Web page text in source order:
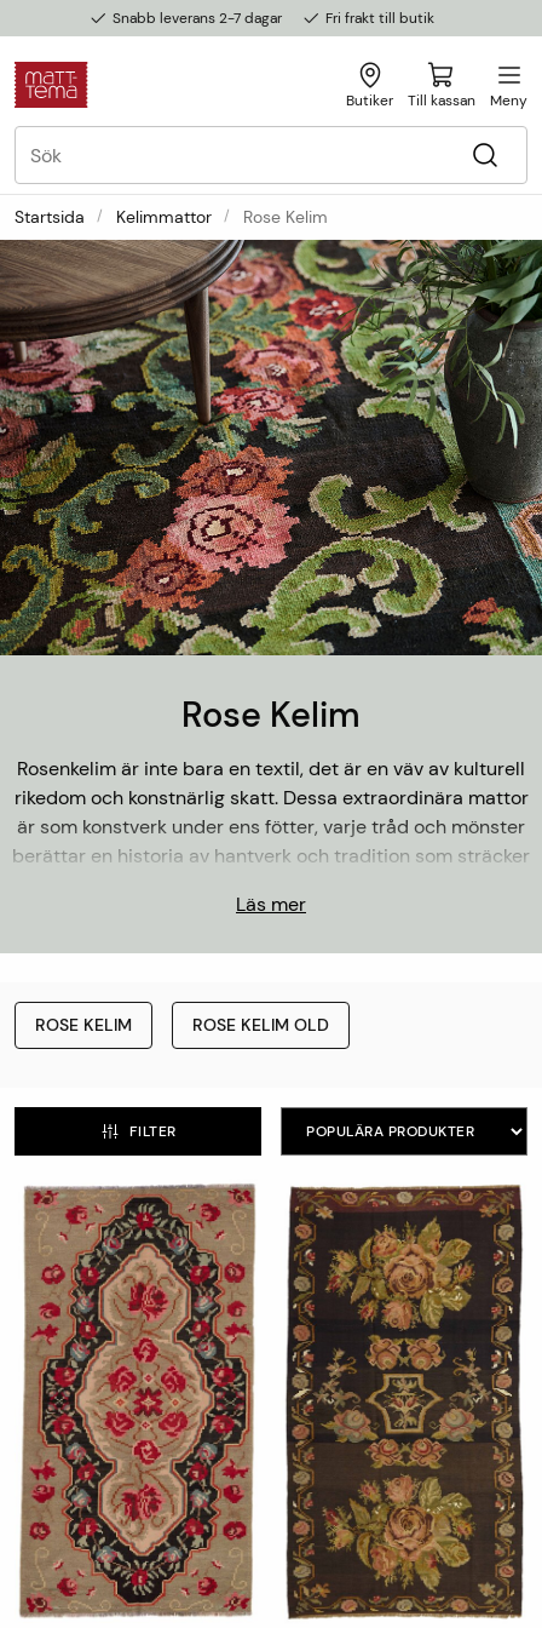
Snabb leverans 2-7 dagar Fri frakt till butik
Butiker Till kassan Meny
Startsida Kelimmattor Rose Kelim
Rose Kelim
Rosenkelim är inte bara en textil, det är en väv av kulturell
rikedom och konstnärlig skatt. Dessa extraordinära mattor
är som konstverk under ens fötter, varje tråd och mönster
berättar en historia av hantverk och tradition som sträcker
Denna unika form av vävning har sina rötter i Moldavien,
hantverksmässiga arvet som gör rosenkelimer speciella;
det är också de intensiva färgerna och de traditionella
De starka färgerna som pryder rosenkelimerna är som en
explosion av liv och energi. Varje nyans har sin egen
och naturens skiftningar. Från djupt rött som symboliserar
passion till jordnära toner som speglar landskapets
skönhet - varje färg är som en penseldrag på en
konstnärlig duk.
Mönstren på rosenkelimerna är lika varierande som de är
betydelsefulla. De kan vara inspirerade av naturens
skapelser, med blommor och djur som dansar över ytan.
Eller så kan de vara en hyllning till traditionella symboler
och myter som har präglat Moldaviens kulturarv. Varje
mönster är som en kod, en visuell poesi som berättar om
en rik historia.
Att äga en rosenkelim är inte bara att äga en matta; det är
som att inneha en bit av Moldaviens själ. Dessa mattor är
Läs mer
ROSE KELIM ROSE KELIM OLD
FILTER